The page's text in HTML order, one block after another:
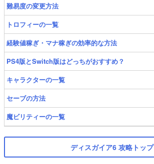
難易度の変更方法
トロフィーの一覧
経験値稼ぎ・マナ稼ぎの効率的な方法
PS4版とSwitch版はどっちがおすすめ？
キャラクターの一覧
セーブの方法
魔ビリティーの一覧
ディスガイア6 攻略トップ